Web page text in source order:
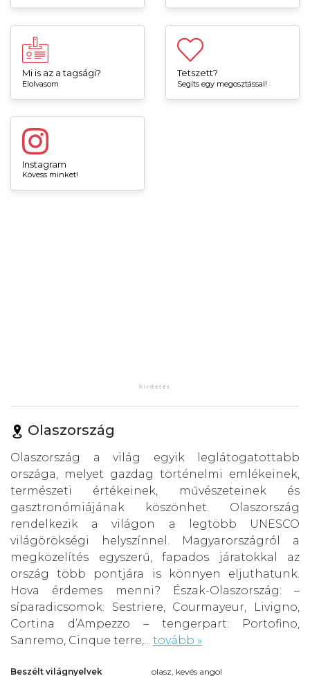
Mi is az a tagsági?
Elolvasom
Tetszett?
Segíts egy megosztással!
Instagram
Kövess minket!
Olaszország
Olaszország a világ egyik leglátogatottabb
országa, melyet gazdag történelmi emlékeinek,
természeti értékeinek, művészeteinek és
gasztronómiájának köszönhet. Olaszország
rendelkezik a világon a legtöbb UNESCO
világörökségi helyszínnel. Magyarországról a
megközelítés egyszerű, fapados járatokkal az
ország több pontjára is könnyen eljuthatunk.
Hova érdemes menni? Észak-Olaszország: –
síparadicsomok: Sestriere, Courmayeur, Livigno,
Cortina d’Ampezzo – tengerpart: Portofino,
Sanremo, Cinque terre,... tovább »
Beszélt világnyelvek olasz, kevés angol